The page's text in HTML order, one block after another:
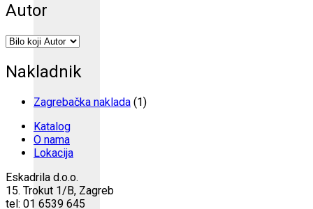
Autor
Nakladnik
Zagrebačka naklada (1)
Katalog
O nama
Lokacija
Eskadrila d.o.o.
15. Trokut 1/B, Zagreb
tel: 01 6539 645